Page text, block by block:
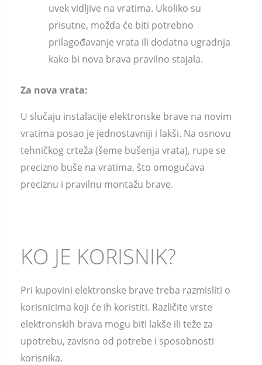
uvek vidljive na vratima. Ukoliko su
prisutne, možda će biti potrebno
prilagođavanje vrata ili dodatna ugradnja
kako bi nova brava pravilno stajala.
Za nova vrata:
U slučaju instalacije elektronske brave na novim
vratima posao je jednostavniji i lakši. Na osnovu
tehničkog crteža (šeme bušenja vrata), rupe se
precizno buše na vratima, što omogućava
preciznu i pravilnu montažu brave.
KO JE KORISNIK?
Pri kupovini elektronske brave treba razmisliti o
korisnicima koji će ih koristiti. Različite vrste
elektronskih brava mogu biti lakše ili teže za
upotrebu, zavisno od potrebe i sposobnosti
korisnika.